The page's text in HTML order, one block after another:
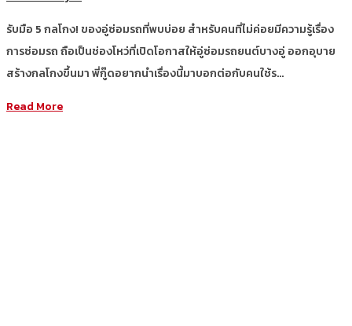
รับมือ 5 กลโกง! ของอู่ซ่อมรถที่พบบ่อย สำหรับคนที่ไม่ค่อยมีความรู้เรื่อง
การซ่อมรถ ถือเป็นช่องโหว่ที่เปิดโอกาสให้อู่ซ่อมรถยนต์บางอู่ ออกอุบาย
สร้างกลโกงขึ้นมา พี่กู๊ดอยากนำเรื่องนี้มาบอกต่อกับคนใช้ร…
Read More